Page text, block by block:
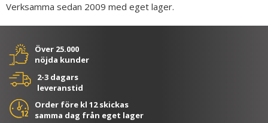
Verksamma sedan 2009 med eget lager.
Över 25.000
nöjda kunder
2-3 dagars
leveranstid
Order före kl 12 skickas
samma dag från eget lager